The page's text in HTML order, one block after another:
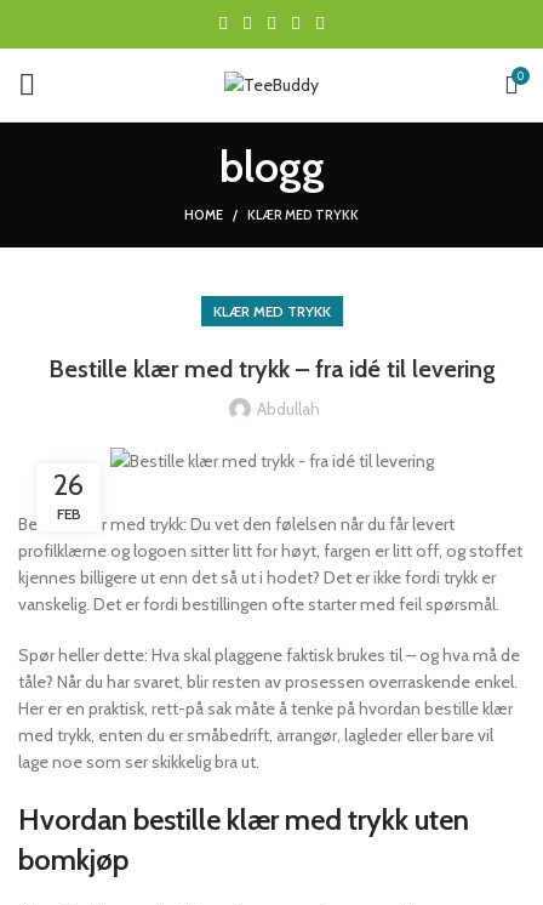
0
blogg
HOME KLÆR MED TRYKK
KLÆR MED TRYKK
Bestille klær med trykk – fra idé til levering
Abdullah
26
FEB
Bestille klær med trykk: Du vet den følelsen når du får levert
profilklærne og logoen sitter litt for høyt, fargen er litt off, og stoffet
kjennes billigere ut enn det så ut i hodet? Det er ikke fordi trykk er
vanskelig. Det er fordi bestillingen ofte starter med feil spørsmål.
Spør heller dette: Hva skal plaggene faktisk brukes til – og hva må de
tåle? Når du har svaret, blir resten av prosessen overraskende enkel.
Her er en praktisk, rett-på sak måte å tenke på hvordan bestille klær
med trykk, enten du er småbedrift, arrangør, lagleder eller bare vil
lage noe som ser skikkelig bra ut.
Hvordan bestille klær med trykk uten
bomkjøp